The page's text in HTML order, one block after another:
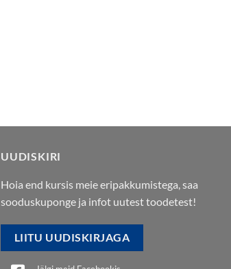
UUDISKIRI
Hoia end kursis meie eripakkumistega, saa
sooduskuponge ja infot uutest toodetest!
LIITU UUDISKIRJAGA